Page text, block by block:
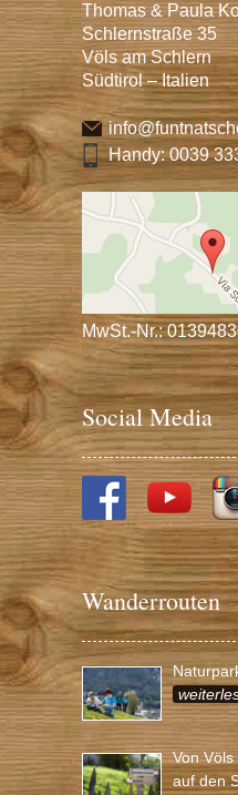
Thomas & Paula
Schlernstraße 35
Völs am Schlern
Südtirol – Italien
Handy:0039
MwSt.-Nr.:
Social Media
Wanderrouten
Von
auf den